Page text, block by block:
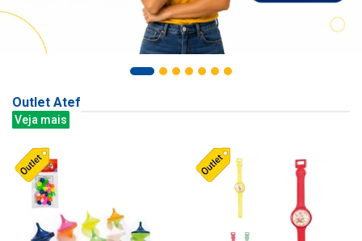
Outlet Atef
Veja mais